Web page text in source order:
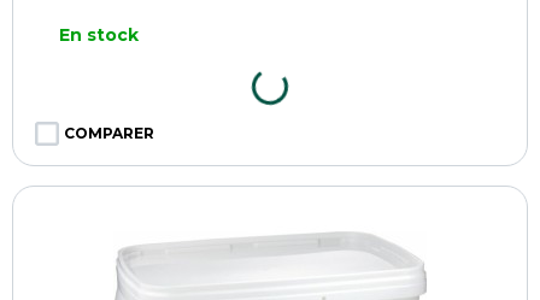
En stock
COMPARER